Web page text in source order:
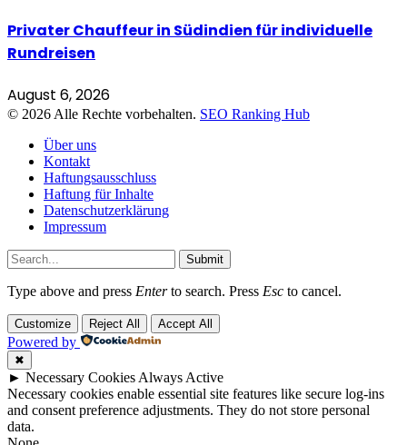
Privater Chauffeur in Südindien für individuelle
Rundreisen
August 6, 2026
© 2026 Alle Rechte vorbehalten. SEO Ranking Hub
Über uns
Kontakt
Haftungsausschluss
Haftung für Inhalte
Datenschutzerklärung
Impressum
Submit
Type above and press Enterto search. Press Esc to cancel.
Customize Reject All Accept All
Powered by
✖
► Necessary CookiesAlways Active
Necessary cookies enable essential site features like secure log-ins
and consent preference adjustments. They do not store personal
data.